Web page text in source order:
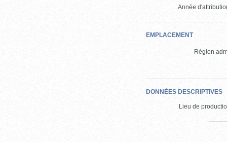
Année
EMPLACEMENT
Région
DONNÉES DESCRIPTIVES
Lieu de